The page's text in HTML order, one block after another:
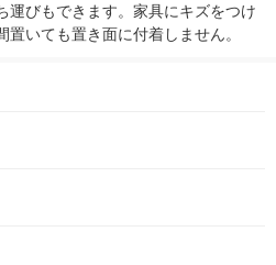
運びもできます。家具にキズをつけ
いても置き面に付着しません。